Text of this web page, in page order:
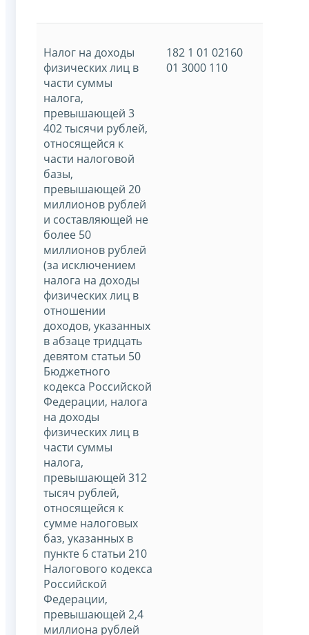
Налог на доходы
физических лиц в
части суммы
налога,
превышающей 3
402 тысячи рублей,
относящейся к
части налоговой
базы,
превышающей 20
миллионов рублей
и составляющей не
более 50
миллионов рублей
(за исключением
налога на доходы
физических лиц в
отношении
доходов, указанных
в абзаце тридцать
девятом статьи 50
Бюджетного
кодекса Российской
Федерации, налога
на доходы
физических лиц в
части суммы
налога,
превышающей 312
тысяч рублей,
относящейся к
сумме налоговых
баз, указанных в
пункте 6 статьи 210
Налогового кодекса
Российской
Федерации,
превышающей 2,4
миллиона рублей
182 1 01 02160
01 3000 110